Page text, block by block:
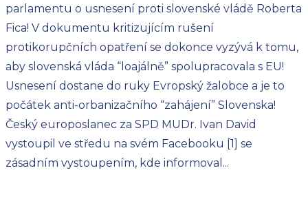
parlamentu o usnesení proti slovenské vládě Roberta
Fica! V dokumentu kritizujícím rušení
protikorupčních opatření se dokonce vyzývá k tomu,
aby slovenská vláda “loajálně” spolupracovala s EU!
Usnesení dostane do ruky Evropský žalobce a je to
počátek anti-orbanizačního “zahájení” Slovenska!
Český europoslanec za SPD MUDr. Ivan David
vystoupil ve středu na svém Facebooku [1] se
zásadním vystoupením, kde informoval...